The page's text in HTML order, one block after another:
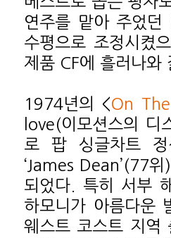
연주를 맡아 주었던
수평으로 조정시켰
제품 CF에 흘러나와
1974년의 <On
love(이모션스의 디
로 팝 싱글차트 정
‘James Dean’(77
되었다. 특히 서부
하모니가 아름다운
웨스트 코스트 지역